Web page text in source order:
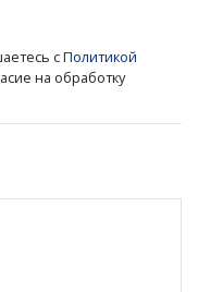
сПолитикой
на обработку